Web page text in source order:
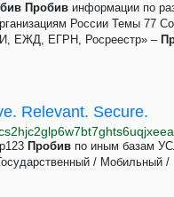
Пробив информации по
России Темы
ЕЖД, ЕГРН, Росреестр» –
Relevant. Secure.
Пробив по иным базам
/ Мобильный /